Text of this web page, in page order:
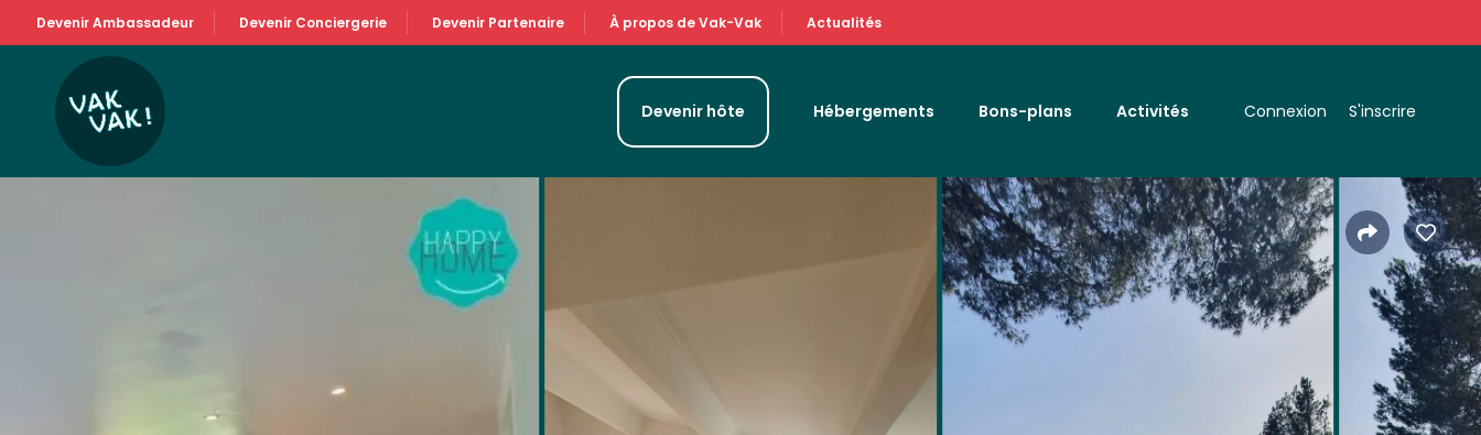
Devenir Ambassadeur Devenir Conciergerie Devenir Partenaire À propos de Vak-Vak Actualités
Devenir hôte Hébergements Bons-plans Activités Connexion S'inscrire